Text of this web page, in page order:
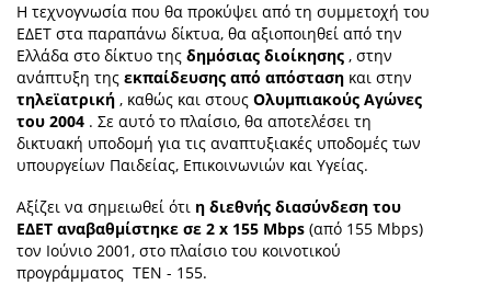
Η τεχνογνωσία που θα προκύψει από τη συμμετοχή του
ΕΔΕΤ στα παραπάνω δίκτυα, θα αξιοποιηθεί από την
Ελλάδα στο δίκτυο της δημόσιας διοίκησης , στην
ανάπτυξη της εκπαίδευσης από απόσταση και στην
τηλεϊατρική , καθώς και στους Ολυμπιακούς Αγώνες
του 2004 . Σε αυτό το πλαίσιο, θα αποτελέσει τη
δικτυακή υποδομή για τις αναπτυξιακές υποδομές των
υπουργείων Παιδείας, Επικοινωνιών και Υγείας.
Αξίζει να σημειωθεί ότι η διεθνής διασύνδεση του
ΕΔΕΤ αναβαθμίστηκε σε 2 x 155 Mbps (από 155 Mbps)
τον Ιούνιο 2001, στο πλαίσιο του κοινοτικού
προγράμματος ΤΕΝ - 155.